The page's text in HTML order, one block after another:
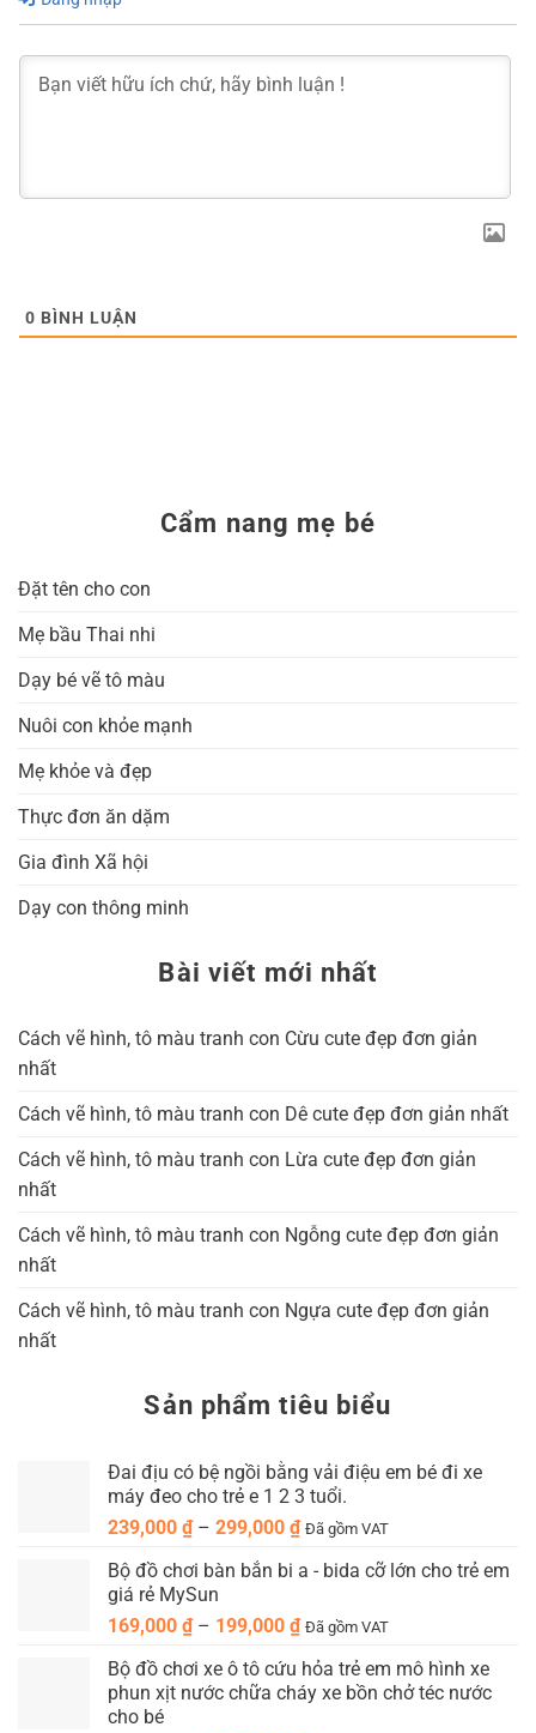
0 BÌNH LUẬN
Cẩm nang mẹ bé
Đặt tên cho con
Mẹ bầu Thai nhi
Dạy bé vẽ tô màu
Nuôi con khỏe mạnh
Mẹ khỏe và đẹp
Thực đơn ăn dặm
Gia đình Xã hội
Dạy con thông minh
Bài viết mới nhất
Cách vẽ hình, tô màu tranh con Cừu cute đẹp đơn giản
nhất
Cách vẽ hình, tô màu tranh con Dê cute đẹp đơn giản nhất
Cách vẽ hình, tô màu tranh con Lừa cute đẹp đơn giản
nhất
Cách vẽ hình, tô màu tranh con Ngỗng cute đẹp đơn giản
nhất
Cách vẽ hình, tô màu tranh con Ngựa cute đẹp đơn giản
nhất
Sản phẩm tiêu biểu
Đai địu có bệ ngồi bằng vải điệu em bé đi xe
máy đeo cho trẻ e 1 2 3 tuổi.
239,000 ₫ – 299,000 ₫Khoảng
từ
đến
Đã gồm VAT
Bộ đồ chơi bàn bắn bi a - bida cỡ lớn cho trẻ em
giá rẻ MySun
169,000 ₫ – 199,000 ₫Khoảng
từ
169,000 ₫
Đã gồm VAT
Bộ đồ chơi xe ô tô cứu hỏa trẻ em mô hình xe
phun xịt nước chữa cháy xe bồn chở téc nước
cho bé